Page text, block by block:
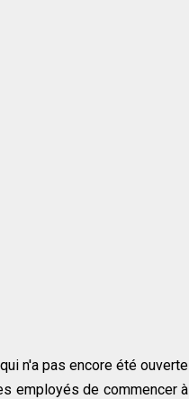
n'a pas encore été ouverte
employés de commencer à